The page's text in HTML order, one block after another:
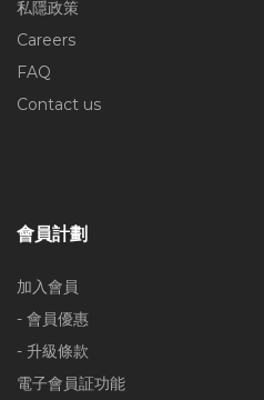
私隱政策
Careers
FAQ
Contact us
會員計劃
加入會員
- 會員優惠
- 升級條款
電子會員証功能